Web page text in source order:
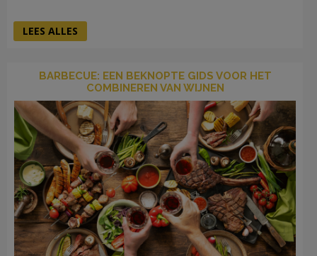
LEES ALLES
BARBECUE: EEN BEKNOPTE GIDS VOOR HET
COMBINEREN VAN WIJNEN